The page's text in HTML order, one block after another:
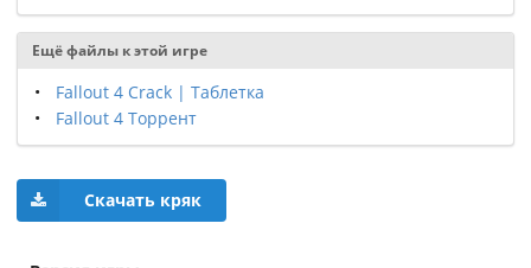
Ещё файлы к этой игре
Fallout 4 Crack | Таблетка
Fallout 4 Торрент
Скачать кряк